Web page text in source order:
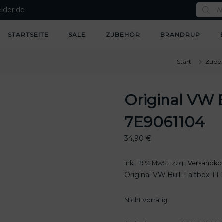
P
o
u
h
STARTSEITE SALE ZUBEHÖR BRANDRUP
Start
Original VW
7E9061104
34,90 €
inkl. 19 % MwSt. zzgl.
Original VW Bulli Faltbox
Nicht vorrätig